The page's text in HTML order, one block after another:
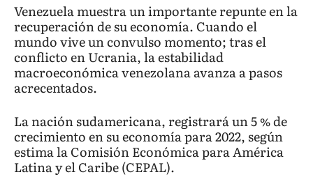
Venezuela muestra un importante repunte en la
recuperación de su economía. Cuando el
mundo vive un convulso momento; tras el
conflicto en Ucrania, la estabilidad
macroeconómica venezolana avanza a pasos
acrecentados.
La nación sudamericana, registrará un 5 % de
crecimiento en su economía para 2022, según
estima la Comisión Económica para América
Latina y el Caribe (CEPAL).